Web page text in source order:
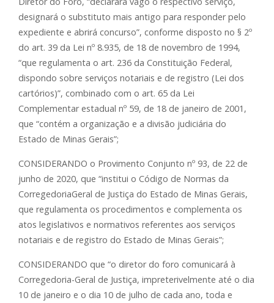
designará o substituto mais antigo para responder pelo
expediente e abrirá concurso”, conforme disposto no § 2º
do art. 39 da Lei nº 8.935, de 18 de novembro de 1994,
“que regulamenta o art. 236 da Constituição Federal,
dispondo sobre serviços notariais e de registro (Lei dos
cartórios)”, combinado com o art. 65 da Lei
Complementar estadual nº 59, de 18 de janeiro de 2001,
que “contém a organização e a divisão judiciária do
Estado de Minas Gerais”;
CONSIDERANDO o Provimento Conjunto nº 93, de 22 de
junho de 2020, que “institui o Código de Normas da
CorregedoriaGeral de Justiça do Estado de Minas Gerais,
que regulamenta os procedimentos e complementa os
atos legislativos e normativos referentes aos serviços
notariais e de registro do Estado de Minas Gerais”;
CONSIDERANDO que “o diretor do foro comunicará à
Corregedoria-Geral de Justiça, impreterivelmente até o dia
10 de janeiro e o dia 10 de julho de cada ano, toda e